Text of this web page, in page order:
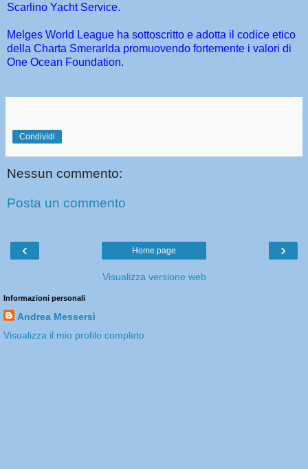
Scarlino Yacht Service.
Melges World League ha sottoscritto e adotta il codice etico
della Charta Smerarlda promuovendo fortemente i valori di
One Ocean Foundation.
Condividi
Nessun commento:
Posta un commento
‹ ›
Home page
Visualizza versione web
Informazioni personali
Andrea Messersì
Visualizza il mio profilo completo